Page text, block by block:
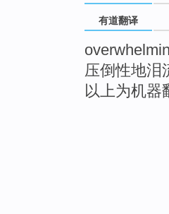
有道翻译
压倒性地泪
以上为机器